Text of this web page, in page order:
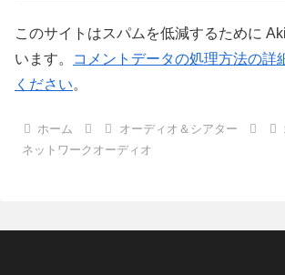
このサイトはスパムを低減するために
います。
コメントデータの処理方法の詳
ください。
ホーム オーディオ＆シアター
ネットワークオーディオ